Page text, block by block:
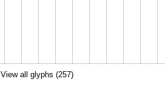
View all glyphs (257)